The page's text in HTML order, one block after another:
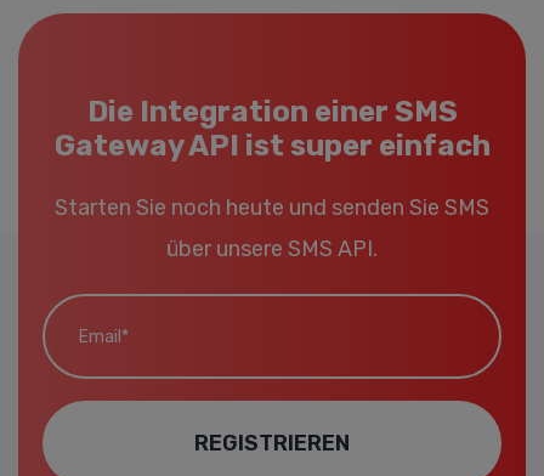
Die Integration einer SMS
Gateway API ist super einfach
Starten Sie noch heute und senden Sie SMS
über unsere SMS API.
Email*
REGISTRIEREN